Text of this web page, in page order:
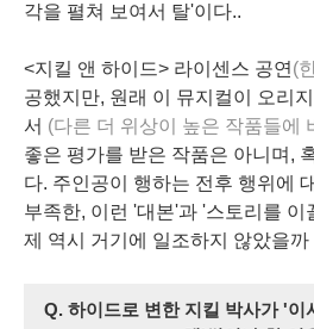
각을 펼쳐 보여서 탈'이다..
<지킬 앤 하이드> 라이센스 공연 (
공했지만, 원래 이 뮤지컬이 오리
서 (다른 더 위상이 높은 작품들에
좋은 평가를 받은 작품은 아니며,
다. 주인공이 행하는 전후 행위에
부족한, 이런 '대본'과 '스토리를 이
제 역시 거기에 일조하지 않았을까
Q. 하이드로 변한 지킬 박사가 '이